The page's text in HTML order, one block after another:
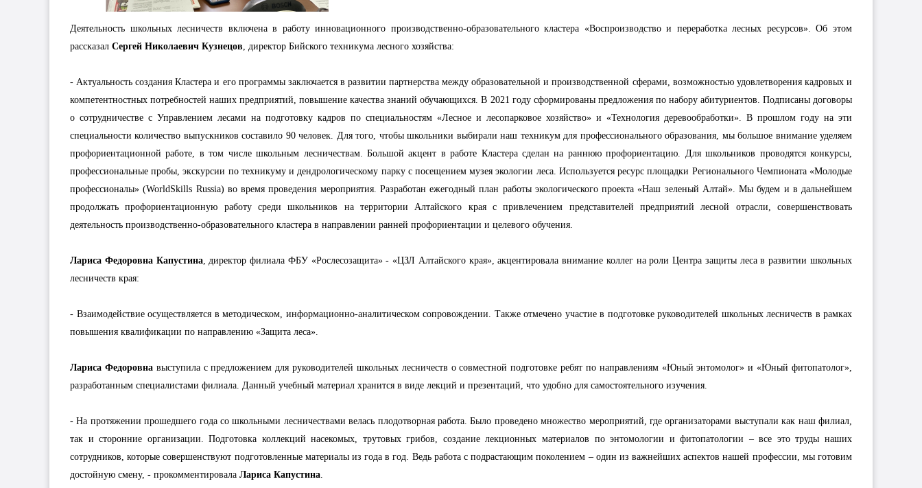
Деятельность школьных лесничеств включена в работу инновационного производственно-образовательного кластера «Воспроизводство и переработка лесных ресурсов». Об этом
рассказал Сергей Николаевич Кузнецов, директор Бийского техникума лесного хозяйства:
- Актуальность создания Кластера и его программы заключается в развитии партнерства между образовательной и производственной сферами, возможностью удовлетворения кадровых и
компетентностных потребностей наших предприятий, повышение качества знаний обучающихся. В 2021 году сформированы предложения по набору абитуриентов. Подписаны договоры
о сотрудничестве с Управлением лесами на подготовку кадров по специальностям «Лесное и лесопарковое хозяйство» и «Технология деревообработки». В прошлом году на эти
специальности количество выпускников составило 90 человек. Для того, чтобы школьники выбирали наш техникум для профессионального образования, мы большое внимание уделяем
профориентационной работе, в том числе школьным лесничествам. Большой акцент в работе Кластера сделан на раннюю профориентацию. Для школьников проводятся конкурсы,
профессиональные пробы, экскурсии по техникуму и дендрологическому парку с посещением музея экологии леса. Используется ресурс площадки Регионального Чемпионата «Молодые
профессионалы» (WorldSkills Russia) во время проведения мероприятия. Разработан ежегодный план работы экологического проекта «Наш зеленый Алтай». Мы будем и в дальнейшем
продолжать профориентационную работу среди школьников на территории Алтайского края с привлечением представителей предприятий лесной отрасли, совершенствовать
деятельность производственно-образовательного кластера в направлении ранней профориентации и целевого обучения.
Лариса Федоровна Капустина, директор филиала ФБУ «Рослесозащита» - «ЦЗЛ Алтайского края», акцентировала внимание коллег на роли Центра защиты леса в развитии школьных
лесничеств края:
- Взаимодействие осуществляется в методическом, информационно-аналитическом сопровождении. Также отмечено участие в подготовке руководителей школьных лесничеств в рамках
повышения квалификации по направлению «Защита леса».
Лариса Федоровнавыступила с предложением для руководителей школьных лесничеств о совместной подготовке ребят по направлениям «Юный энтомолог» и «Юный фитопатолог»,
разработанным специалистами филиала. Данный учебный материал хранится в виде лекций и презентаций, что удобно для самостоятельного изучения.
- На протяжении прошедшего года со школьными лесничествами велась плодотворная работа. Было проведено множество мероприятий, где организаторами выступали как наш филиал,
так и сторонние организации. Подготовка коллекций насекомых, трутовых грибов, создание лекционных материалов по энтомологии и фитопатологии – все это труды наших
сотрудников, которые совершенствуют подготовленные материалы из года в год. Ведь работа с подрастающим поколением – один из важнейших аспектов нашей профессии, мы готовим
достойную смену, - прокомментировала Лариса Капустина.